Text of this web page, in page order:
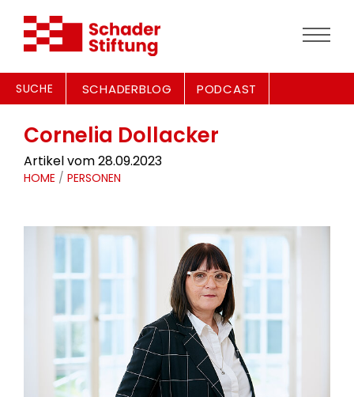
SUCHE SCHADERBLOG PODCAST
Cornelia Dollacker
Artikel vom 28.09.2023
HOME / PERSONEN